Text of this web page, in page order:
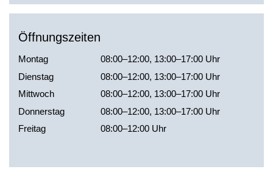
Öffnungszeiten
Montag
08:00–12:00, 13:00–17:00 Uhr
Dienstag
08:00–12:00, 13:00–17:00 Uhr
Mittwoch
08:00–12:00, 13:00–17:00 Uhr
Donnerstag
08:00–12:00, 13:00–17:00 Uhr
Freitag
08:00–12:00 Uhr